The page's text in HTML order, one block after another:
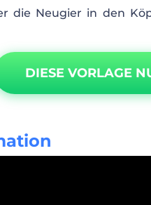
die Neugier in den
DIESE VORLAGE